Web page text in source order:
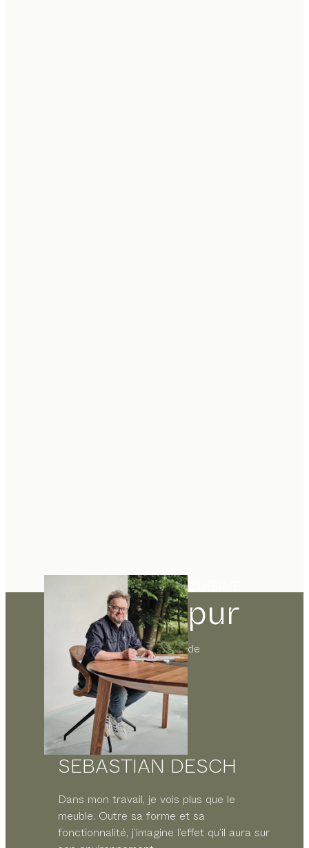
pur
de
SEBASTIAN DESCH
Dans mon travail, je vois plus que le
meuble. Outre sa forme et sa
fonctionnalité, j’imagine l’effet qu’il aura sur